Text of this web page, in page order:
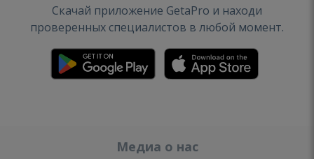
Скачай приложение GetaPro и находи
проверенных специалистов в любой момент.
Медиа о нас